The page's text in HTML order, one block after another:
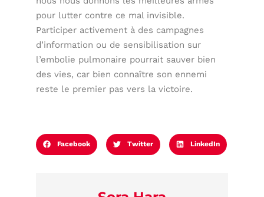
pour lutter contre ce mal invisible.
Participer activement à des campagnes
d’information ou de sensibilisation sur
l’embolie pulmonaire pourrait sauver bien
des vies, car bien connaître son ennemi
reste le premier pas vers la victoire.
Facebook Twitter LinkedIn